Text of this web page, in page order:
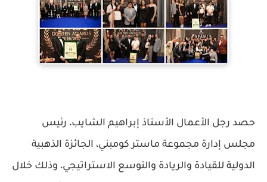
حصد رجل الأعمال الأستاذ إبراهيم الشايب، رئيس
مجلس إدارة مجموعة ماستر كومبني، الجائزة الذهبية
الدولية للقيادة والريادة والتوسع الاستراتيجي، وذلك خلال